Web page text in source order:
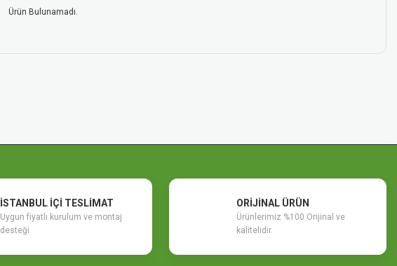
Ürün Bulunamadı.
İSTANBUL İÇİ TESLİMAT
Uygun fiyatlı kurulum ve montaj
desteği
ORİJİNAL ÜRÜN
Ürünlerimiz %100 Orijinal ve
kalitelidir.